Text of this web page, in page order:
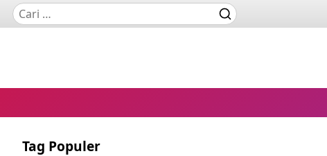
Tag Populer